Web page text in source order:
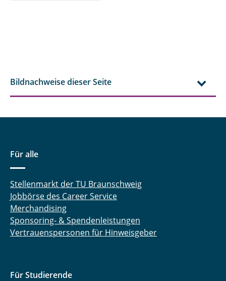
21. Genau hingucken
24. Wir sind da
Bildnachweise dieser Seite
Für alle
Stellenmarkt der TU Braunschweig
Jobbörse des Career Service
Merchandising
Sponsoring- & Spendenleistungen
Vertrauenspersonen für Hinweisgeber
Für Studierende